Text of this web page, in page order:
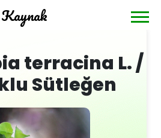
terracina L. /
Sütleğen